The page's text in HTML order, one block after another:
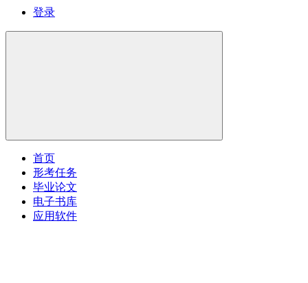
登录
首页
形考任务
毕业论文
电子书库
应用软件